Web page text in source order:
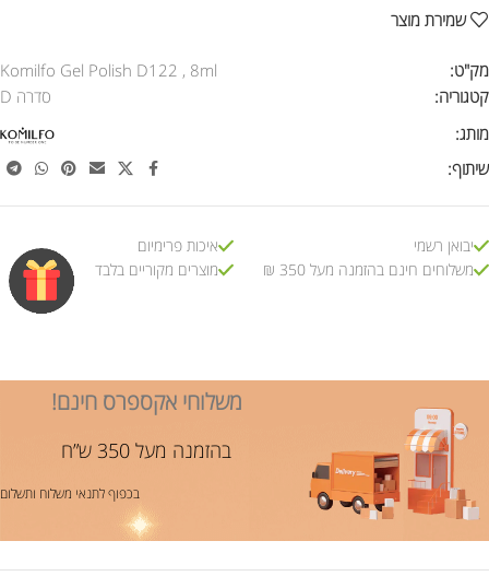
שמירת מוצר
מק"ט:
Komilfo Gel Polish D122 , 8ml
קטגוריה:
סדרה D
מותג:
שיתוף:
יבואן רשמי
משלוחים חינם בהזמנה מעל 350 ₪
איכות פרימיום
מוצרים מקוריים בלבד
משלוחי אקספרס חינם!
בהזמנה מעל 350 ש”ח
בכפוף לתנאי משלוח ותשלום